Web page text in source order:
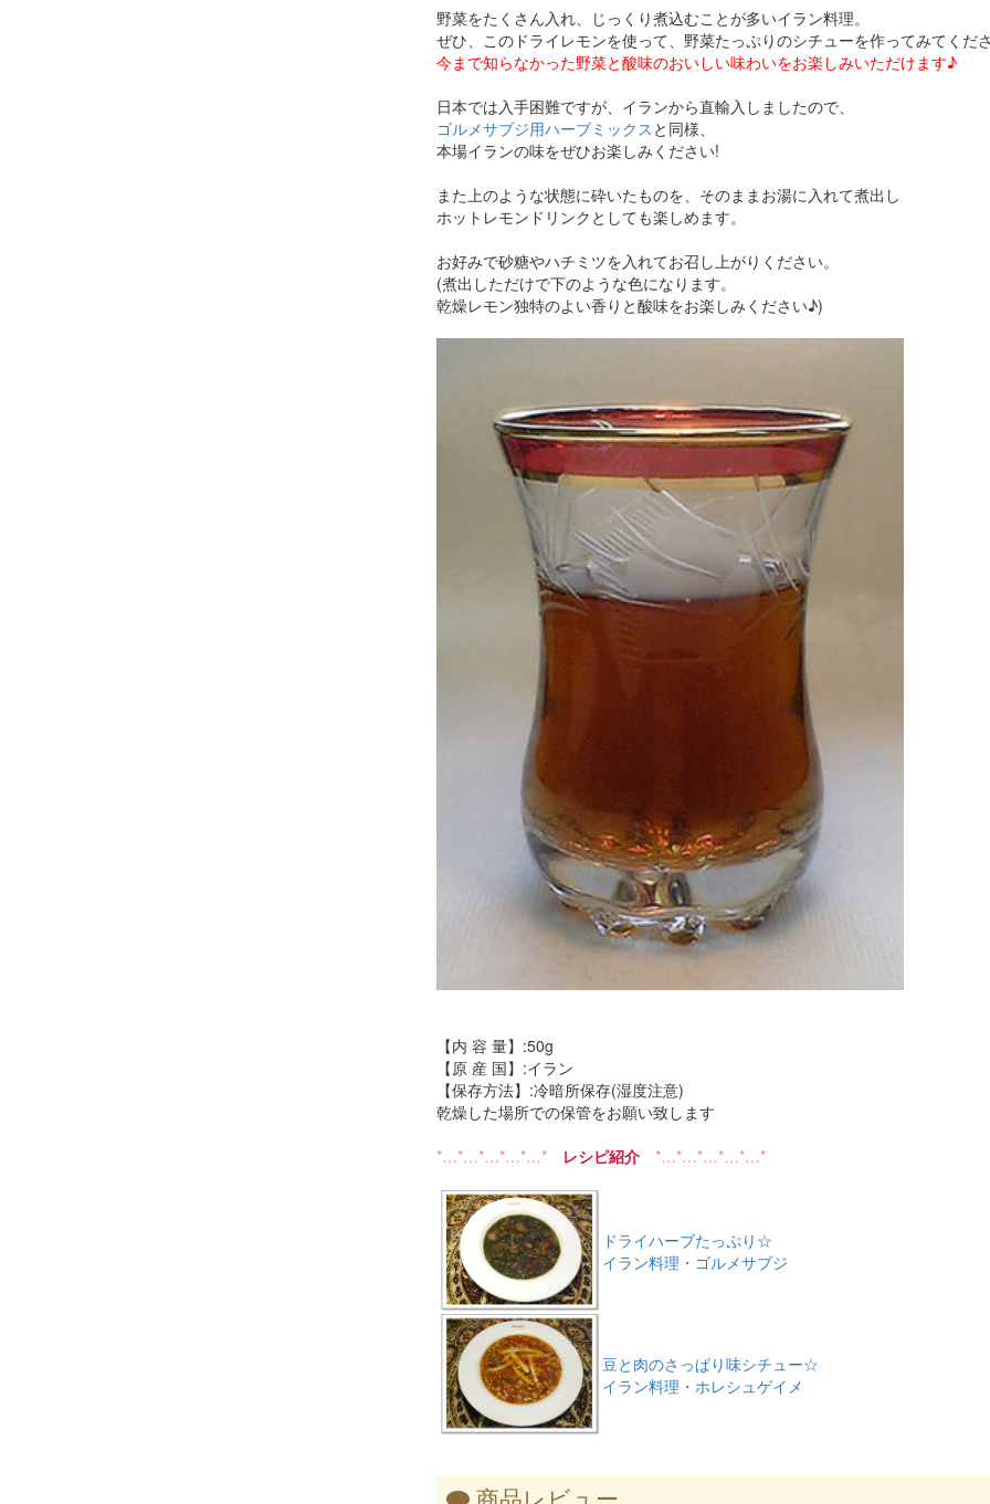
野菜をたくさん入れ、じっくり煮込むことが多いイラン料理。
ぜひ、このドライレモンを使って、野菜たっぷりのシチューを作ってみてくだ
今まで知らなかった野菜と酸味のおいしい味わいをお楽しみいただけます♪
日本では入手困難ですが、イランから直輸入しましたので、
ゴルメサブジ用ハーブミックス と同様、
本場イランの味をぜひお楽しみください!
また上のような状態に砕いたものを、そのままお湯に入れて煮出し
ホットレモンドリンクとしても楽しめます。
お好みで砂糖やハチミツを入れてお召し上がりください。
(煮出しただけで下のような色になります。
乾燥レモン独特のよい香りと酸味をお楽しみください♪)
【内 容 量】:50g
【原 産 国】:イラン
【保存方法】:冷暗所保存(湿度注意)
乾燥した場所での保管をお願い致します
*…*…*…*…*…*
レシピ紹介 *…*…*…*…*…*
ドライハーブたっぷり☆
イラン料理・ゴルメサブジ
豆と肉のさっぱり味シチュー☆
イラン料理・ホレシュゲイメ
商品レビュー